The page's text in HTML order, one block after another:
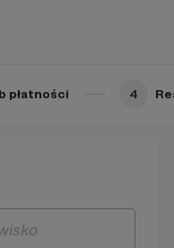
płatności 4